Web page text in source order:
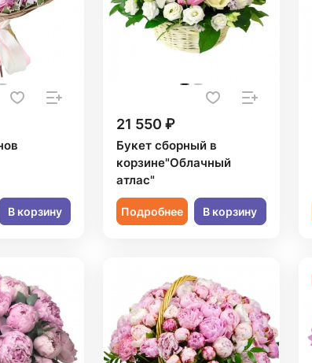
В корзину
21 550 ₽
Букет сборный в
корзине"Облачный
атлас"
Подробнее В корзину